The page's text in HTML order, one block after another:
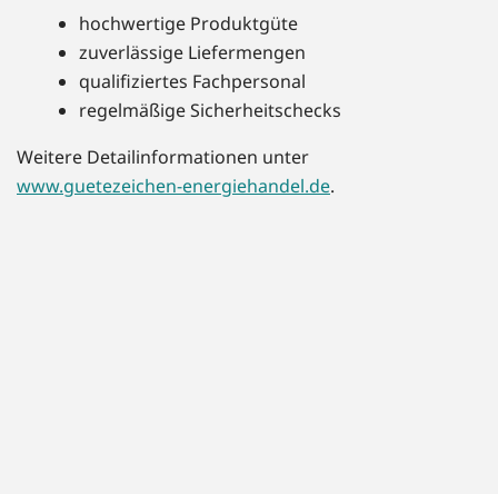
hochwertige Produktgüte
zuverlässige Liefermengen
qualifiziertes Fachpersonal
regelmäßige Sicherheitschecks
Weitere Detailinformationen unter
www.guetezeichen-energiehandel.de.